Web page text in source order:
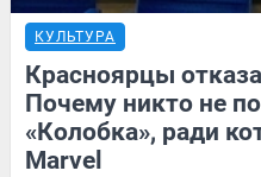
КУЛЬТУРА
Красноярцы
Почему никто не
«Колобка», ради
Marvel